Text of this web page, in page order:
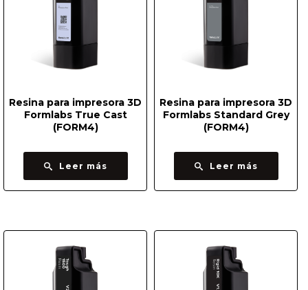
Resina para impresora 3D
Formlabs True Cast
(FORM4)
Leer más
Resina para impresora 3D
Formlabs Standard Grey
(FORM4)
Leer más